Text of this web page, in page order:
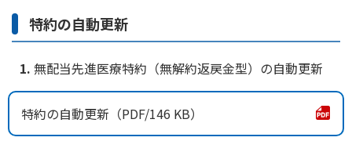
特約の自動更新
無配当先進医療特約（無解約返戻金型）の自動更新
特約の自動更新 146 KB